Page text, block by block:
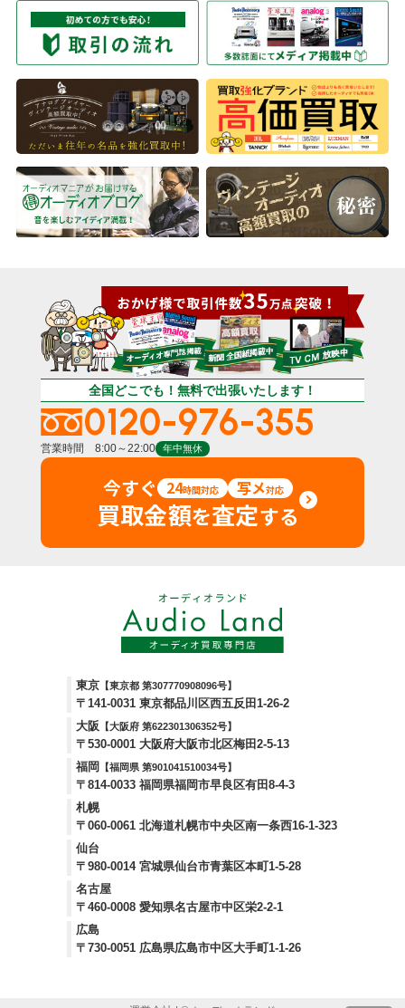
全国どこでも！無料で出張いたします！
0120-976-355
営業時間 8:00～22:00 年中無休
今すぐ 24時間対応 写メ対応
買取金額を査定する
東京 【東京都 第307770908096号】
〒141-0031 東京都品川区西五反田1-26-2
大阪
【大阪府 第622301306352号】
〒530-0001 大阪府大阪市北区梅田2-5-13
福岡
【福岡県 第901041510034号】
〒814-0033 福岡県福岡市早良区有田8-4-3
札幌
〒060-0061 北海道札幌市中央区南一条西16-1-323
仙台
〒980-0014 宮城県仙台市青葉区本町1-5-28
名古屋
〒460-0008 愛知県名古屋市中区栄2-2-1
広島
〒730-0051 広島県広島市中区大手町1-1-26